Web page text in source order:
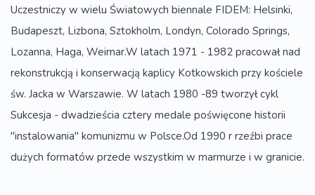
Uczestniczy w wielu Światowych biennale FIDEM: Helsinki,
Budapeszt, Lizbona, Sztokholm, Londyn, Colorado Springs,
Lozanna, Haga, Weimar.W latach 1971 - 1982 pracował nad
rekonstrukcją i konserwacją kaplicy Kotkowskich przy kościele
św. Jacka w Warszawie. W latach 1980 -89 tworzył cykl
Sukcesja - dwadzieścia cztery medale poświęcone historii
"instalowania" komunizmu w Polsce.Od 1990 r rzeźbi prace
dużych formatów przede wszystkim w marmurze i w granicie.